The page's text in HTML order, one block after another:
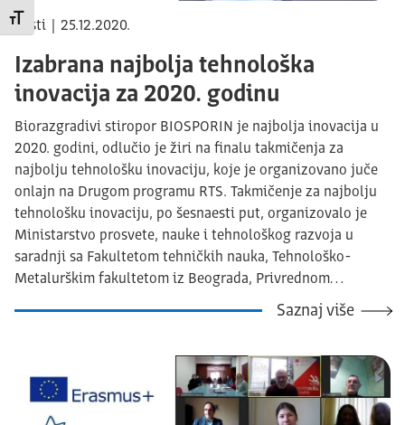
Promeni veličinu slova
Vesti | 25.12.2020.
Izabrana najbolja tehnološka
inovacija za 2020. godinu
Biorazgradivi stiropor BIOSPORIN je najbolja inovacija u
2020. godini, odlučio je žiri na finalu takmičenja za
najbolju tehnološku inovaciju, koje je organizovano juče
onlajn na Drugom programu RTS. Takmičenje za najbolju
tehnološku inovaciju, po šesnaesti put, organizovalo je
Ministarstvo prosvete, nauke i tehnološkog razvoja u
saradnji sa Fakultetom tehničkih nauka, Tehnološko-
Metalurškim fakultetom iz Beograda, Privrednom…
Saznaj više